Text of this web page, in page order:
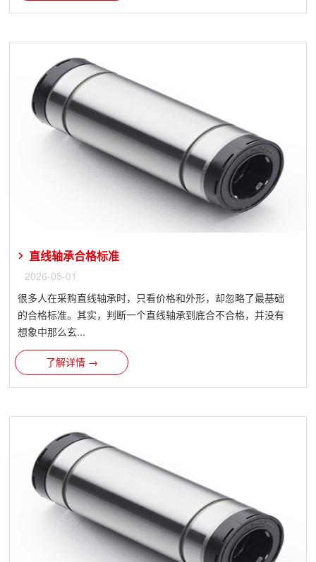
直线轴承合格标准
2026-05-01
很多人在采购直线轴承时，只看价格和外形，却忽略了最基础
的合格标准。其实，判断一个直线轴承到底合不合格，并没有
想象中那么玄...
了解详情 →